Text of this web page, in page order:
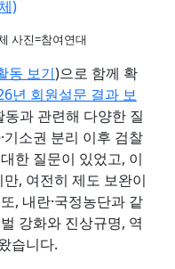
사진=참여연대
동 보기)으로 함께 확
년 회원설문 결과 보
과 관련해 다양한 질
기소권 분리 이후 검찰
한 질문이 있었고, 이
, 여전히 제도 보완이
, 내란·국정농단과 같
강화와 진상규명, 역
습니다.